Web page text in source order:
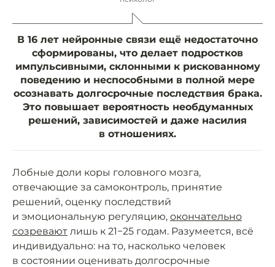
В 16 лет нейронные связи ещё недостаточно
сформированы, что делает подростков
импульсивными, склонными к рискованному
поведению и неспособными в полной мере
осознавать долгосрочные последствия брака.
Это повышает вероятность необдуманных
решений, зависимостей и даже насилия
в отношениях.
Лобные доли коры головного мозга,
отвечающие за самоконтроль, принятие
решений, оценку последствий
и эмоциональную регуляцию, окончательно
созревают лишь к 21−25 годам. Разумеется, всё
индивидуально: на то, насколько человек
в состоянии оценивать долгосрочные